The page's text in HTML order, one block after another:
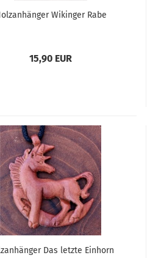
Wikinger Rabe
15,90 EUR
Das letzte Einhorn